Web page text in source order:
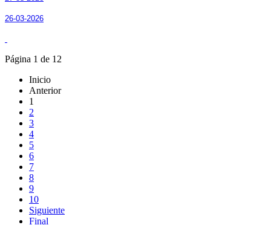
26-03-2026
Página 1 de 12
Inicio
Anterior
1
2
3
4
5
6
7
8
9
10
Siguiente
Final